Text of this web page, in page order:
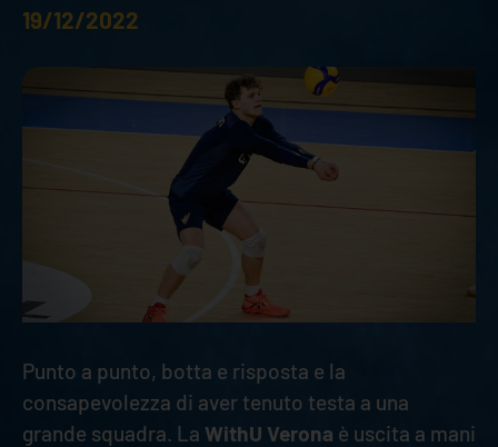
19/12/2022
Punto a punto, botta e risposta e la
consapevolezza di aver tenuto testa a una
grande squadra. La WithU Verona è uscita a mani